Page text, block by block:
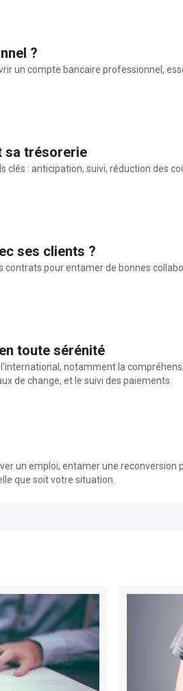
?
un compte bancaire professionnel,
sa trésorerie
: anticipation, suivi, réduction des
ses clients ?
pour entamer de bonnes
toute sérénité
notamment la
de change, et le suivi des paiements.
un emploi, entamer une reconversion
que soit votre situation.